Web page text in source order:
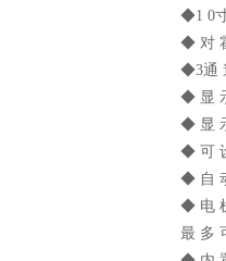
◆1 0
◆ 对
◆3通
◆ 显
◆ 显
◆ 可
◆ 自
◆ 电
最 多